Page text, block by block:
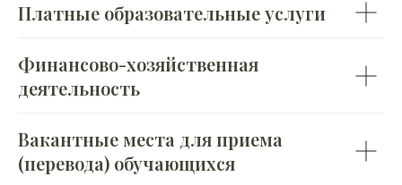
Платные образовательные услуги
Финансово-хозяйственная
деятельность
Вакантные места для приема
(перевода) обучающихся